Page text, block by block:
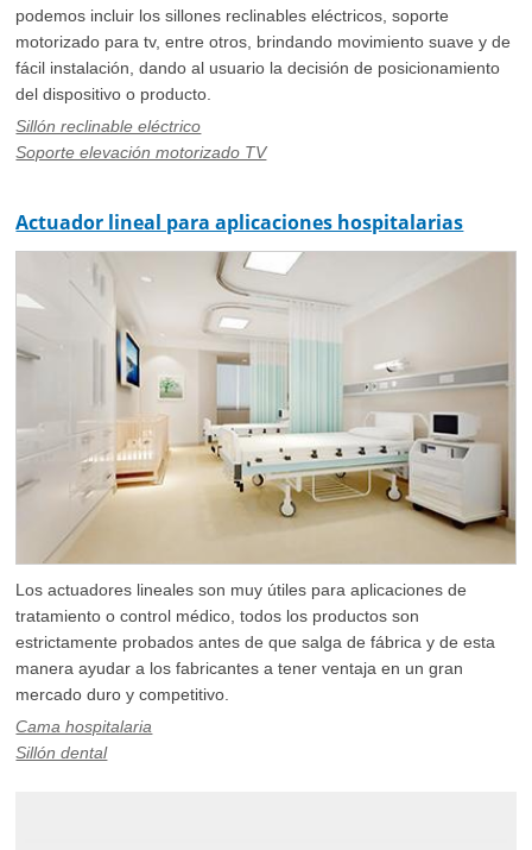
podemos incluir los sillones reclinables eléctricos, soporte
motorizado para tv, entre otros, brindando movimiento suave y de
fácil instalación, dando al usuario la decisión de posicionamiento
del dispositivo o producto.
Sillón reclinable eléctrico
Soporte elevación motorizado TV
Actuador lineal para aplicaciones hospitalarias
Los actuadores lineales son muy útiles para aplicaciones de
tratamiento o control médico, todos los productos son
estrictamente probados antes de que salga de fábrica y de esta
manera ayudar a los fabricantes a tener ventaja en un gran
mercado duro y competitivo.
Cama hospitalaria
Sillón dental